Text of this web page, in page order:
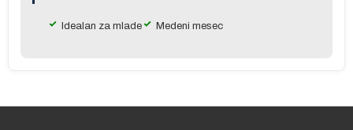
Idealan za mlade Medeni mesec